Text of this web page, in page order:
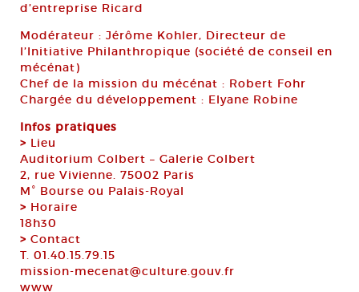
d’entreprise Ricard
Modérateur : Jérôme Kohler, Directeur de
l’Initiative Philanthropique (société de conseil en
mécénat)
Chef de la mission du mécénat : Robert Fohr
Chargée du développement : Elyane Robine
Infos pratiques
> Lieu
Auditorium Colbert – Galerie Colbert
2, rue Vivienne. 75002 Paris
M° Bourse ou Palais-Royal
> Horaire
18h30
> Contact
T. 01.40.15.79.15
mission-mecenat@culture.gouv.fr
www